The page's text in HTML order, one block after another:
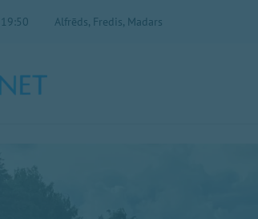
Alfrēds, Fredis, Madars